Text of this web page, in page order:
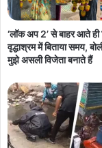
‘लॉक अप 2’ से बाहर आते ही
वृद्धाश्रम में बिताया समय,
मुझे असली विजेता बनाते हैं